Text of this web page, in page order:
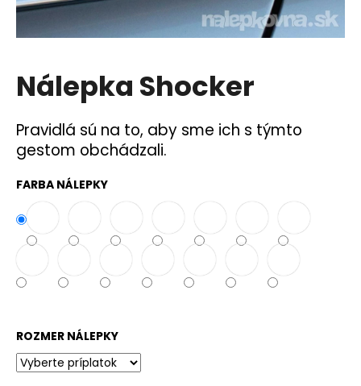
Nálepka Shocker
Pravidlá sú na to, aby sme ich s týmto
gestom obchádzali.
FARBA NÁLEPKY
ROZMER NÁLEPKY
á
j
ť
?
O
d
p
r
ú
č